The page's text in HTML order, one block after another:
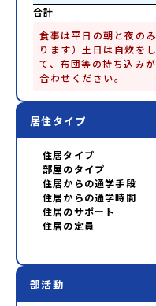
合計
食事は平日の朝と夜の
ります）土日は自炊を
て、布団等の持ち込み
合わせください。
居住タイプ
住居タイプ
部屋のタイプ
住居からの通学手段
住居からの通学時間
住居のサポート
住居の定員
部活動